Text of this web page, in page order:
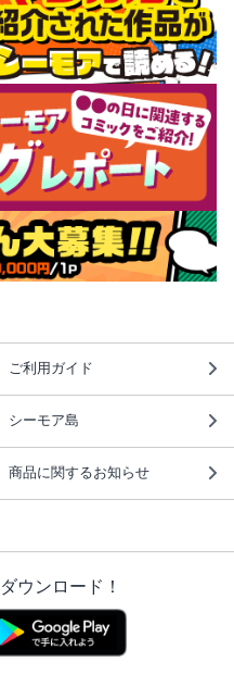
ご利用ガイド
シーモア島
商品に関するお知らせ
ウンロード！